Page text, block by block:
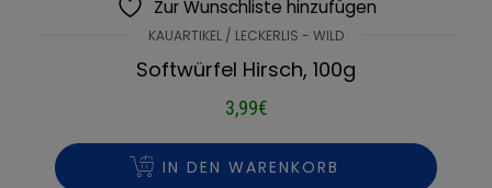
Zur Wunschliste hinzufügen
KAUARTIKEL / LECKERLIS - WILD
Softwürfel Hirsch, 100g
3,99€
IN DEN WARENKORB